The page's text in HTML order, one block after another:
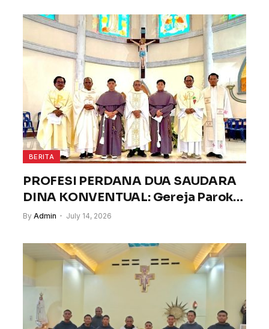
BERITA
PROFESI PERDANA DUA SAUDARA
DINA KONVENTUAL: Gereja Paroki
St. Antonius Padua – Tiga Dolok, 14
By Admin July 14, 2026